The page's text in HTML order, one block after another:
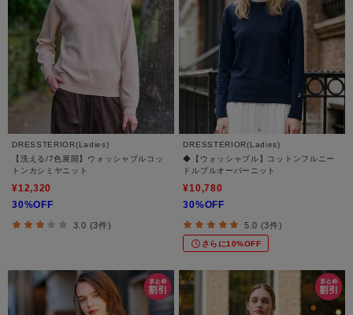
DRESSTERIOR(Ladies)
【洗える/7色展開】ウォッシャブルコッ
トンカシミヤニット
¥12,320
30%OFF
3.0 (3件)
DRESSTERIOR(Ladies)
◆【ウォッシャブル】コットンフルニー
ドルプルオーバーニット
¥10,780
30%OFF
5.0 (3件)
さらに10%OFF